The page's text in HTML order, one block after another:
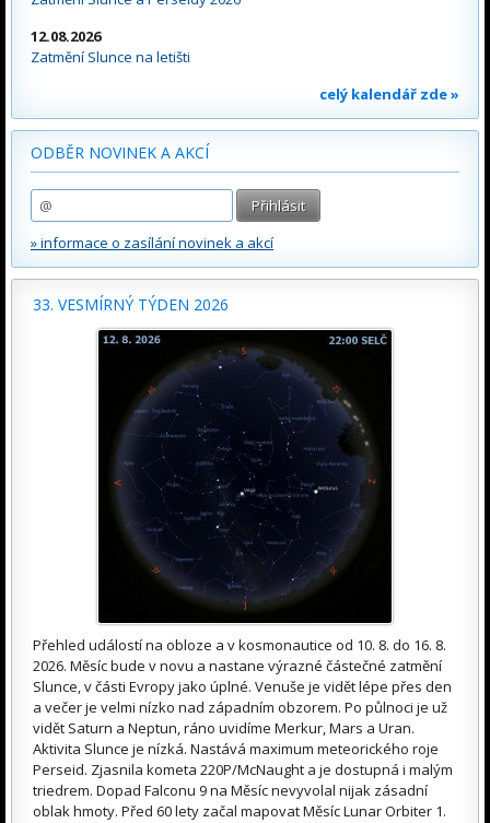
12.08.2026
Zatmění Slunce na letišti
celý kalendář zde »
ODBĚR NOVINEK A AKCÍ
» informace o zasílání novinek a akcí
33. VESMÍRNÝ TÝDEN 2026
Přehled událostí na obloze a v kosmonautice od 10. 8. do 16. 8.
2026. Měsíc bude v novu a nastane výrazné částečné zatmění
Slunce, v části Evropy jako úplné. Venuše je vidět lépe přes den
a večer je velmi nízko nad západním obzorem. Po půlnoci je už
vidět Saturn a Neptun, ráno uvidíme Merkur, Mars a Uran.
Aktivita Slunce je nízká. Nastává maximum meteorického roje
Perseid. Zjasnila kometa 220P/McNaught a je dostupná i malým
triedrem. Dopad Falconu 9 na Měsíc nevyvolal nijak zásadní
oblak hmoty. Před 60 lety začal mapovat Měsíc Lunar Orbiter 1.